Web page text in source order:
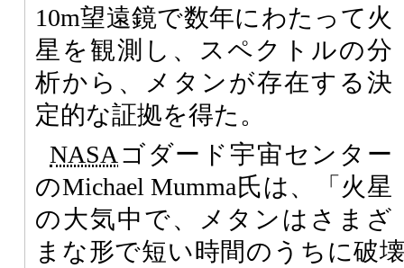
10m望遠鏡で数年にわたって火
星を観測し、スペクトルの分
析から、メタンが存在する決
定的な証拠を得た。
NASA ゴダード宇宙センター
のMichael Mumma氏は、「火星
の大気中で、メタンはさまざ
まな形で短い時間のうちに破